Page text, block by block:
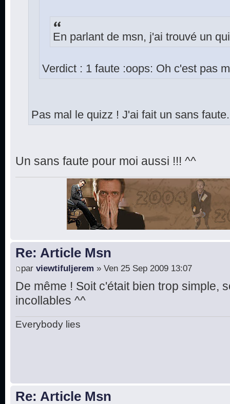
En parlant de msn, j'ai trouvé un
Verdict : 1 faute :oops: Oh c'est pas
Pas mal le quizz ! J'ai fait un sans
Un sans faute pour moi aussi !!! ^^
Re: Article Msn
par viewtifuljerem » Ven 25 Sep 2009 13:07
De même ! Soit c'était bien trop simple,
incollables ^^
Everybody lies
Re: Article Msn